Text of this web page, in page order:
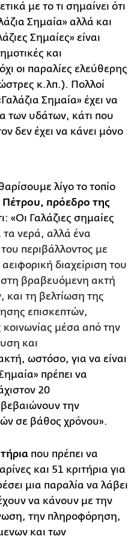
με το τι σημαίνει ότι
Σημαία» αλλά και
Σημαίες» είναι
και
οι παραλίες ελεύθερης
κ.λπ.). Πολλοί
Σημαία» έχει να
των υδάτων, κάτι που
δεν έχει να κάνει μόνο
λίγο το τοπίο
Πέτρου, πρόεδρο της
«Οι Γαλάζιες σημαίες
τα νερά, αλλά ένα
περιβάλλοντος με
διαχείριση του
βραβευόμενη ακτή
τη βελτίωση της
επισκεπτών,
κοινωνίας μέσα από την
και
ωστόσο, για να είναι
πρέπει να
20
την
σε βάθος χρόνου».
που πρέπει να
και 51 κριτήρια για
μια παραλία να λάβει
να κάνουν με την
την πληροφόρηση,
και των